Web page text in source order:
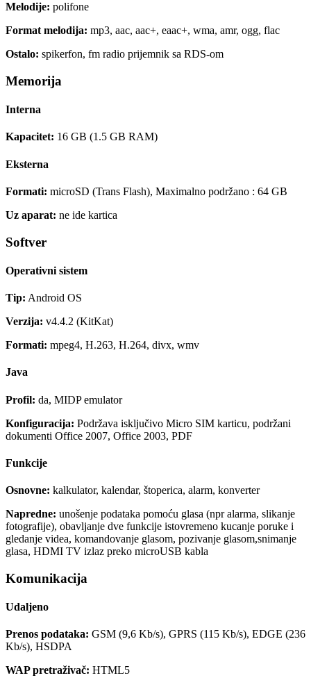
Melodije: polifone
Format melodija: mp3, aac, aac+, eaac+, wma, amr, ogg, flac
Ostalo: spikerfon, fm radio prijemnik sa RDS-om
Memorija
Interna
Kapacitet: 16 GB (1.5 GB RAM)
Eksterna
Formati: microSD (Trans Flash), Maximalno podržano : 64 GB
Uz aparat: ne ide kartica
Softver
Operativni sistem
Tip: Android OS
Verzija: v4.4.2 (KitKat)
Formati: mpeg4, H.263, H.264, divx, wmv
Java
Profil: da, MIDP emulator
Konfiguracija: Podržava isključivo Micro SIM karticu, podržani
dokumenti Office 2007, Office 2003, PDF
Funkcije
Osnovne: kalkulator, kalendar, štoperica, alarm, konverter
Napredne: unošenje podataka pomoću glasa (npr alarma, slikanje
fotografije), obavljanje dve funkcije istovremeno kucanje poruke i
gledanje videa, komandovanje glasom, pozivanje glasom,snimanje
glasa, HDMI TV izlaz preko microUSB kabla
Komunikacija
Udaljeno
Prenos podataka: GSM (9,6 Kb/s), GPRS (115 Kb/s), EDGE (236
Kb/s), HSDPA
WAP pretraživač: HTML5